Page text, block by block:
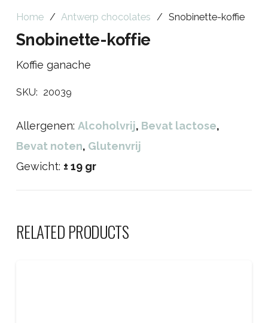
Home / Antwerp chocolates / Snobinette-koffie
Snobinette-koffie
Koffie ganache
SKU: 20039
Allergenen: Alcoholvrij, Bevat lactose,
Bevat noten, Glutenvrij
Gewicht: ± 19 gr
RELATED PRODUCTS